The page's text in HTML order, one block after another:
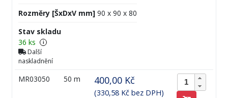
Rozměry [ŠxDxV mm] 90 x 90 x 80
Stav skladu
36 ks
i
Další
naskladnění
MR03050 50 m 400,00 Kč
(330,58 Kč bez DPH)